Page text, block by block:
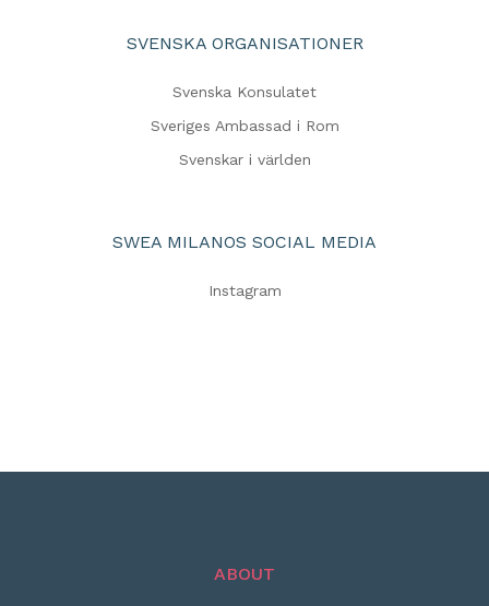
SVENSKA ORGANISATIONER
Svenska Konsulatet
Sveriges Ambassad i Rom
Svenskar i världen
SWEA MILANOS SOCIAL MEDIA
Instagram
ABOUT